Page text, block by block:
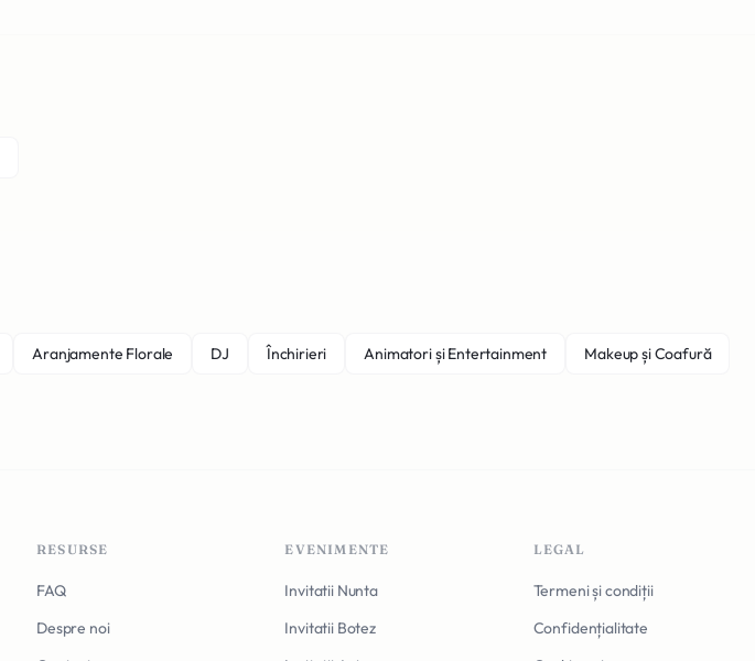
Aranjamente Florale DJ Închirieri Animatori și Entertainment Makeup și Coafură
RESURSE
FAQ
Despre noi
EVENIMENTE
Invitatii Nunta
Invitatii Botez
LEGAL
Termeni și condiții
Confidențialitate